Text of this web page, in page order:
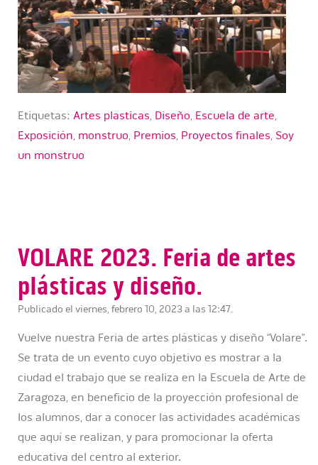
Etiquetas: Artes plasticas, Diseño, Escuela de arte,
Exposición, monstruo, Premios, Proyectos finales, Soy
un monstruo
VOLARE 2023. Feria de artes
plásticas y diseño.
Publicado el viernes, febrero 10, 2023 a las 12:47.
Vuelve nuestra Feria de artes plásticas y diseño “Volare”.
Se trata de un evento cuyo objetivo es mostrar a la
ciudad el trabajo que se realiza en la Escuela de Arte de
Zaragoza, en beneficio de la proyección profesional de
los alumnos, dar a conocer las actividades académicas
que aquí se realizan, y para promocionar la oferta
educativa del centro al exterior.